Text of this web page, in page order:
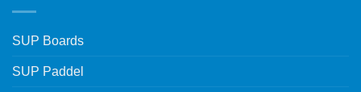
SUP Boards
SUP Paddel